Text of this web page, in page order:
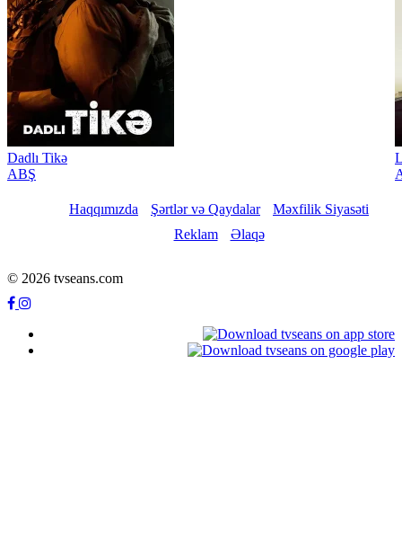
Dadlı Tikə
ABŞ
Haqqımızda Şərtlər və Qaydalar
Məxfilik Siyasəti
Reklam
Əlaqə
© 2026 tvseans.com